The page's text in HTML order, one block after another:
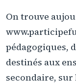
On trouve
pédagogiques,
destinés aux
secondaire,